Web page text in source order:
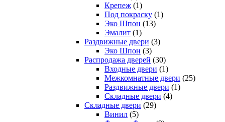
Крепеж (1)
Под покраску (1)
Эко Шпон (13)
Эмалит (1)
Раздвижные двери (3)
Эко Шпон (3)
Распродажа дверей (30)
Входные двери (1)
Межкомнатные двери (25)
Раздвижные двери (1)
Складные двери (4)
Складные двери (29)
Винил (5)